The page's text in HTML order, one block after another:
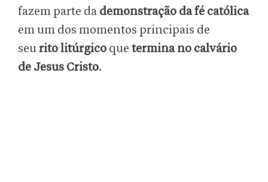
fazem parte da demonstração da fé católica
em um dos momentos principais de
seurito litúrgico que termina no calvário
de Jesus Cristo.